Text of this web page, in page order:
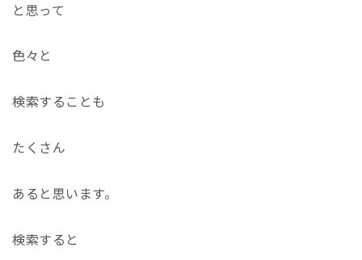
と思って
色々と
検索することも
たくさん
あると思います。
検索すると